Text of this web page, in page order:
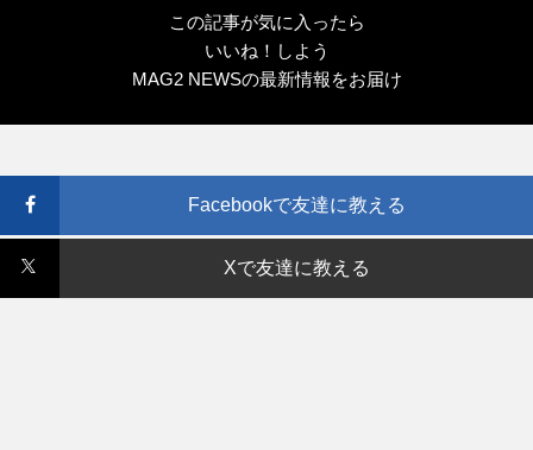
この記事が気に入ったら
いいね！しよう
MAG2 NEWSの最新情報をお届け
Facebookで友達に教える
Xで友達に教える